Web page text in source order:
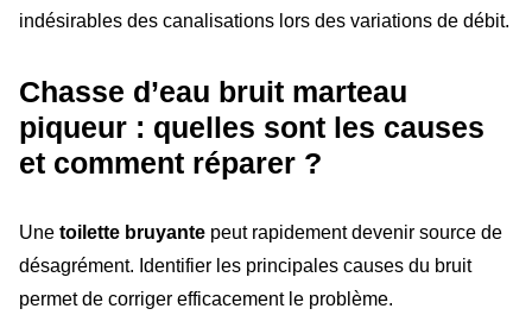
indésirables des canalisations lors des variations de débit.
Chasse d’eau bruit marteau
piqueur : quelles sont les causes
et comment réparer ?
Une toilette bruyante peut rapidement devenir source de
désagrément. Identifier les principales causes du bruit
permet de corriger efficacement le problème.